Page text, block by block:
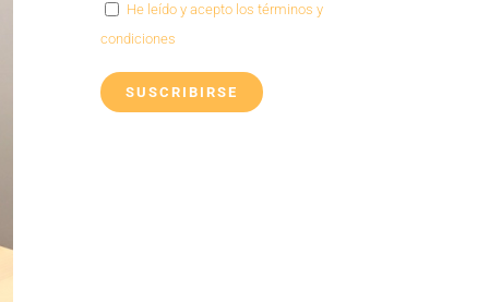
He leído y acepto los términos y
condiciones